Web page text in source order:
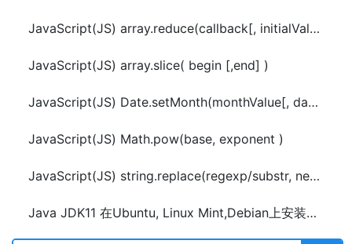
JavaScript(JS) array.reduce(callback[, initialValue])
JavaScript(JS) array.slice( begin [,end] )
JavaScript(JS) Date.setMonth(monthValue[, dayValue])
JavaScript(JS) Math.pow(base, exponent )
JavaScript(JS) string.replace(regexp/substr, newSubStr/function[, flags])
Java JDK11 在Ubuntu, Linux Mint,Debian上安装方法(PPA源)